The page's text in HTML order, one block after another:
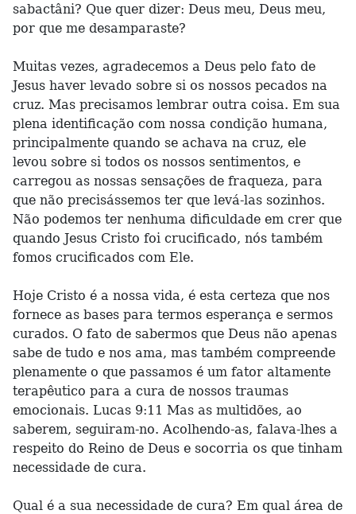
sabactâni? Que quer dizer: Deus meu, Deus meu,
por que me desamparaste?
Muitas vezes, agradecemos a Deus pelo fato de
Jesus haver levado sobre si os nossos pecados na
cruz. Mas precisamos lembrar outra coisa. Em sua
plena identificação com nossa condição humana,
principalmente quando se achava na cruz, ele
levou sobre si todos os nossos sentimentos, e
carregou as nossas sensações de fraqueza, para
que não precisássemos ter que levá-las sozinhos.
Não podemos ter nenhuma dificuldade em crer que
quando Jesus Cristo foi crucificado, nós também
fomos crucificados com Ele.
Hoje Cristo é a nossa vida, é esta certeza que nos
fornece as bases para termos esperança e sermos
curados. O fato de sabermos que Deus não apenas
sabe de tudo e nos ama, mas também compreende
plenamente o que passamos é um fator altamente
terapêutico para a cura de nossos traumas
emocionais. Lucas 9:11 Mas as multidões, ao
saberem, seguiram-no. Acolhendo-as, falava-lhes a
respeito do Reino de Deus e socorria os que tinham
necessidade de cura.
Qual é a sua necessidade de cura? Em qual área de